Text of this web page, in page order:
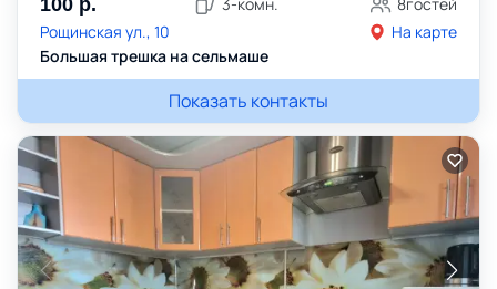
100 р.
Рощинская ул., 10
На карте
Большая трешка на сельмаше
Показать контакты